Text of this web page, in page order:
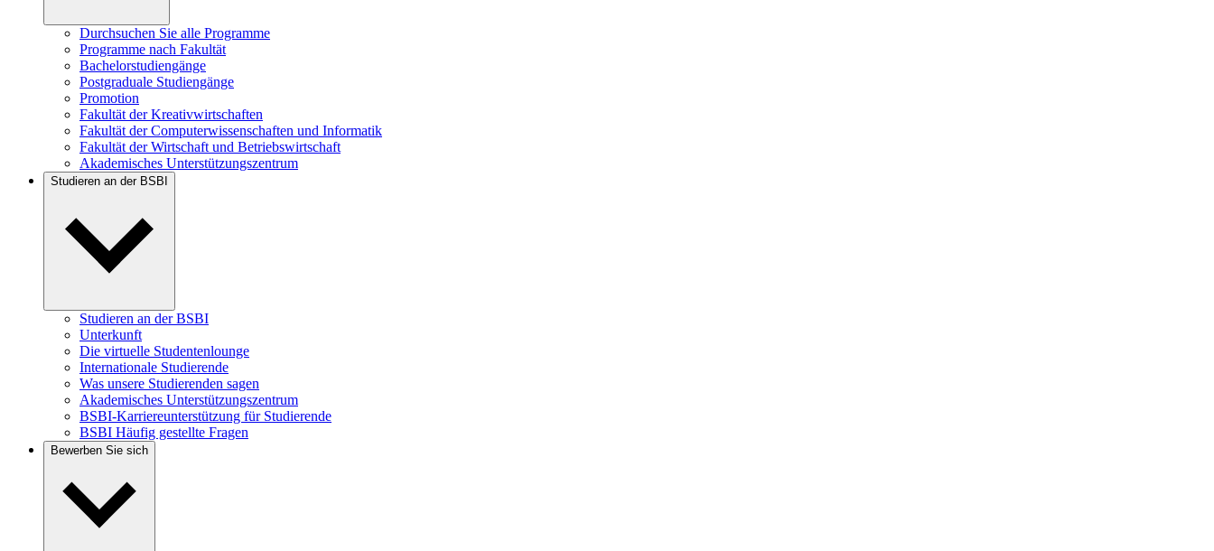
Durchsuchen Sie alle Programme
Programme nach Fakultät
Bachelorstudiengänge
Postgraduale Studiengänge
Promotion
Fakultät der Kreativwirtschaften
Fakultät der Computerwissenschaften und Informatik
Fakultät der Wirtschaft und Betriebswirtschaft
Akademisches Unterstützungszentrum
Studieren an der BSBI
Studieren an der BSBI
Unterkunft
Die virtuelle Studentenlounge
Internationale Studierende
Was unsere Studierenden sagen
Akademisches Unterstützungszentrum
BSBI-Karriereunterstützung für Studierende
BSBI Häufig gestellte Fragen
Bewerben Sie sich